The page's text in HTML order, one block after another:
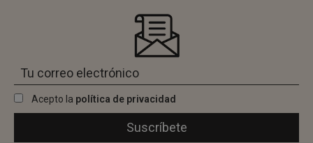
Acepto la política de privacidad